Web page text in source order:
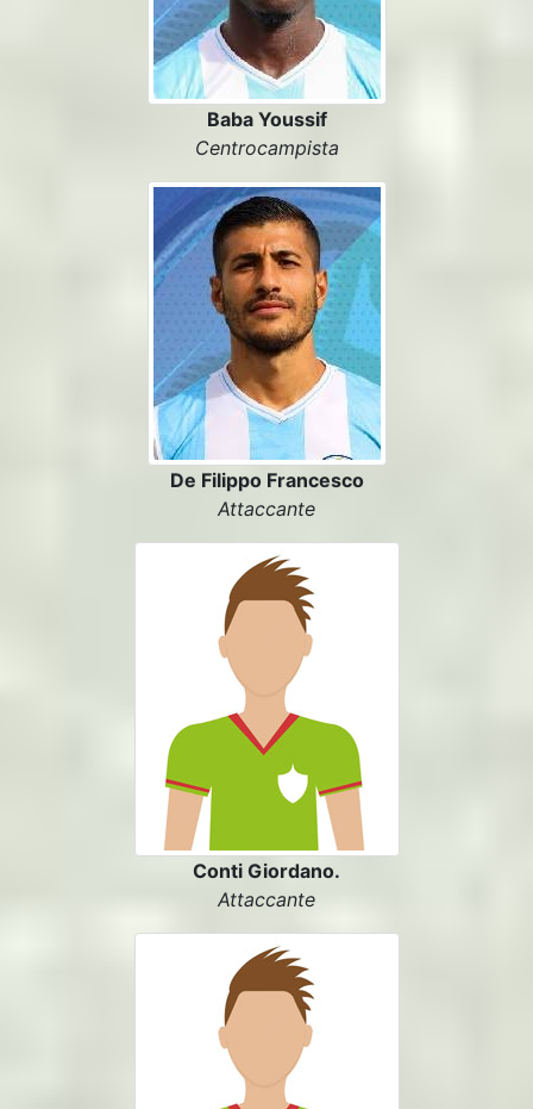
Baba Youssif
Centrocampista
De Filippo Francesco
Attaccante
Conti Giordano.
Attaccante